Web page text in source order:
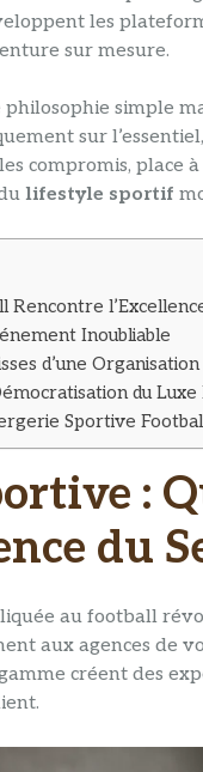
les
sur mesure.
simple
sur
compromis, place à
lifestyle sportif
Inoubliable
d’une Organisation
du Luxe
Sportive
:
du
au football
aux agences de
créent des